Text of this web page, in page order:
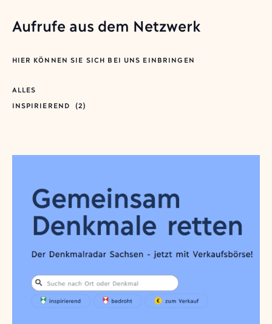
Aufrufe aus dem Netzwerk
HIER KÖNNEN SIE SICH BEI UNS EINBRINGEN
ALLES
INSPIRIEREND
(2)